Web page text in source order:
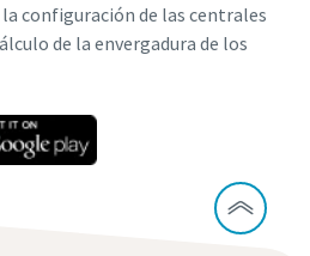
configuración de las centrales
de la envergadura de los